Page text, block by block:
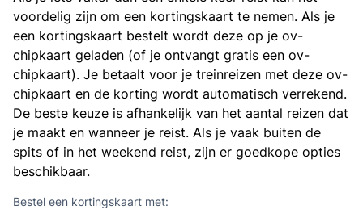
voordelig zijn om een kortingskaart te nemen. Als je
een kortingskaart bestelt wordt deze op je ov-
chipkaart geladen (of je ontvangt gratis een ov-
chipkaart). Je betaalt voor je treinreizen met deze ov-
chipkaart en de korting wordt automatisch verrekend.
De beste keuze is afhankelijk van het aantal reizen dat
je maakt en wanneer je reist. Als je vaak buiten de
spits of in het weekend reist, zijn er goedkope opties
beschikbaar.
Bestel een kortingskaart met: